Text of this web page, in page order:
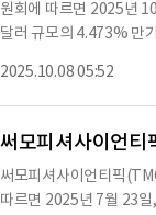
해상도와 높은 자동화를
며 생산성을 높이기 위한
원회에 따르면 2025년
달러 규모의 4.473% 만
에 따라 발행됐다.이 보
년 3월 1일과 9월 1일에
31년 3월 1일, 2032년
2년 채권은 100.000%,
분류되며, 회사의 무담보
원금 100%와 이자를 포
2025.10.08 05:52
써모피셔사이언티
써모피셔사이언티픽
따르면 2025년 7월 23